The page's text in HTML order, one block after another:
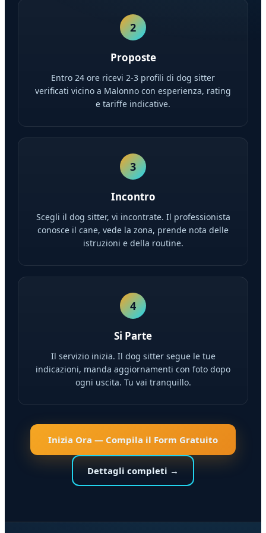
2
Proposte
Entro 24 ore ricevi 2-3 profili di dog sitter
verificati vicino a Malonno con esperienza, rating
e tariffe indicative.
3
Incontro
Scegli il dog sitter, vi incontrate. Il professionista
conosce il cane, vede la zona, prende nota delle
istruzioni e della routine.
4
Si Parte
Il servizio inizia. Il dog sitter segue le tue
indicazioni, manda aggiornamenti con foto dopo
ogni uscita. Tu vai tranquillo.
Inizia Ora — Compila il Form Gratuito
Dettagli completi →